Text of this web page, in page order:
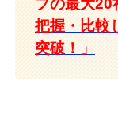
プの最大20
把握・比較
突破！」